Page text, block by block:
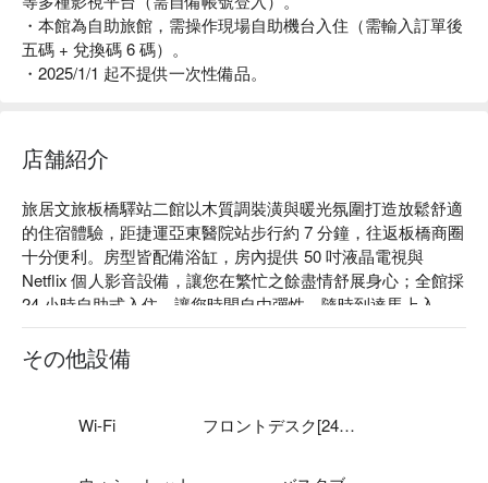
・本館為自助旅館，需操作現場自助機台入住（需輸入訂單後
五碼 + 兌換碼 6 碼）。
・2025/1/1 起不提供一次性備品。
店舗紹介
旅居文旅板橋驛站二館以木質調裝潢與暖光氛圍打造放鬆舒適
的住宿體驗，距捷運亞東醫院站步行約 7 分鐘，往返板橋商圈
十分便利。房型皆配備浴缸，房內提供 50 吋液晶電視與
Netflix 個人影音設備，讓您在繁忙之餘盡情舒展身心；全館採
24 小時自助式入住，讓您時間自由彈性，隨時到達馬上入
住。
旅居文旅 板橋驛站二館評價：Google 4 星好評推薦。
旅居文旅 板橋驛站二館推薦：位置近捷運亞東醫院站，步行
旅居文旅 板橋驛站二館優惠、旅居文旅 板橋驛站二館住宿方
その他設備
Wi-Fi フロントデスク[24時間]